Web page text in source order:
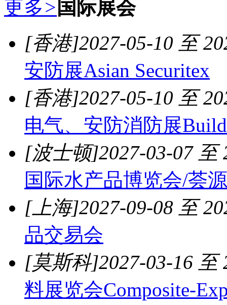
更多> 国际展会
[香港]2027-05-10 至
安防展Asian Securitex
[香港]2027-05-10 至
电气、安防消防展
[波士顿]2027-03-07 至
国际水产品博览会/荟
[上海]2027-09-08 至
品交易会
[莫斯科]2027-03-16 至
料展览会Composite-